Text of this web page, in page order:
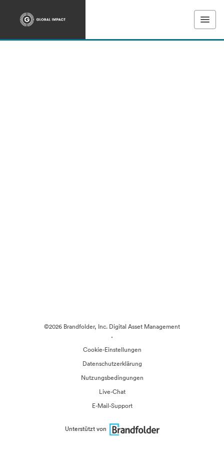
©2026 Brandfolder, Inc. Digital Asset Management
·
Cookie-Einstellungen
Datenschutzerklärung
Nutzungsbedingungen
Live-Chat
E-Mail-Support
Unterstützt von